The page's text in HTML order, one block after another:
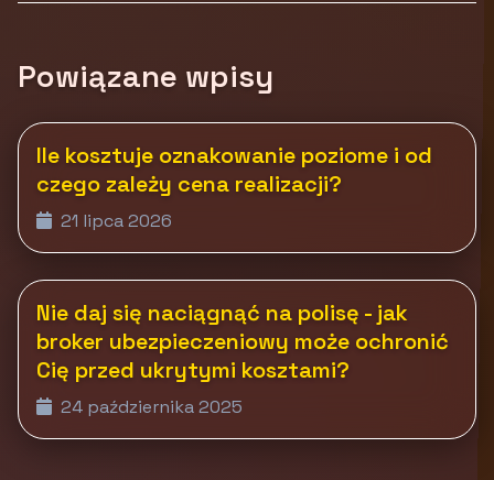
Powiązane wpisy
Ile kosztuje oznakowanie poziome i od
czego zależy cena realizacji?
21 lipca 2026
Nie daj się naciągnąć na polisę - jak
broker ubezpieczeniowy może ochronić
Cię przed ukrytymi kosztami?
24 października 2025